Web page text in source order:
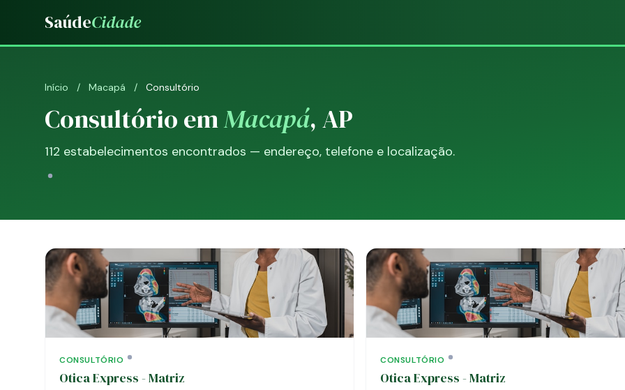
SaúdeCidade
Início / Macapá / Consultório
Consultório emMacapá, AP
112 estabelecimentos encontrados — endereço, telefone e localização.
CONSULTÓRIO
Otica Express - Matriz
CONSULTÓRIO
Otica Express - Matriz